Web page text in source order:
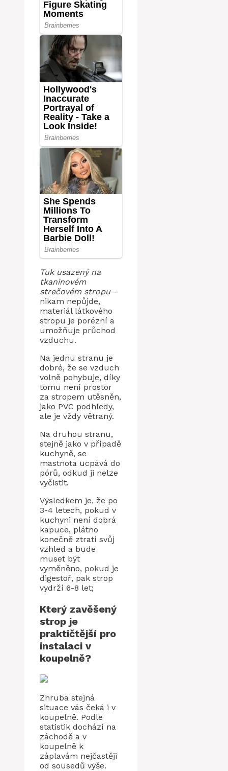
Tuk usazený na
tkaninovém
strečovém stropu–
nikam nepůjde,
materiál látkového
stropu je porézní a
umožňuje průchod
vzduchu.
Na jednu stranu je
dobré, že se vzduch
volně pohybuje, díky
tomu není prostor
za stropem utěsněn,
jako PVC podhledy,
ale je vždy větraný.
Na druhou stranu,
stejně jako v případě
kuchyně, se
mastnota ucpává do
pórů, odkud ji nelze
vyčistit.
Výsledkem je, že po
3-4 letech, pokud v
kuchyni není dobrá
kapuce, plátno
konečně ztratí svůj
vzhled a bude
muset být
vyměněno, pokud je
digestoř, pak strop
vydrží 6-8 let;
Který zavěšený
strop je
praktičtější pro
instalaci v
koupelně?
Zhruba stejná
situace vás čeká i v
koupelně. Podle
statistik dochází na
záchodě a v
koupelně k
záplavám nejčastěji
od sousedů výše.